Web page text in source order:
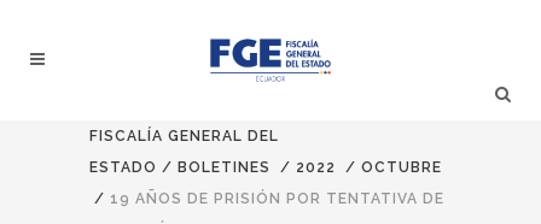
FISCALÍA GENERAL DEL
ESTADO / BOLETINES / 2022 / OCTUBRE
/ 19 AÑOS DE PRISIÓN POR TENTATIVA DE